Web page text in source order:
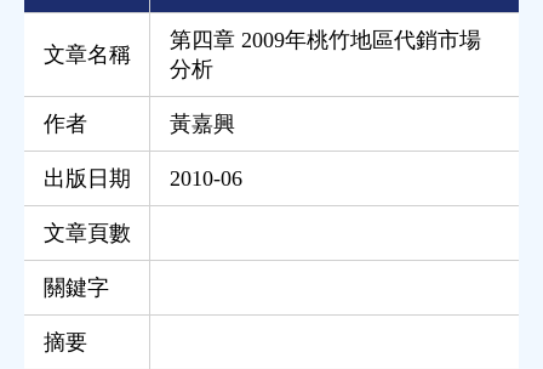
文章名稱
第四章 2009年桃竹地區代銷市場
分析
作者 黃嘉興
出版日期 2010-06
文章頁數
關鍵字
摘要